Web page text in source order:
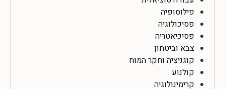
פילוסופיה
פסיכולוגיה
פסיכיאטריה
צבא וביטחון
קוגניציה וחקר המוח
קולנוע
קרימינולוגיה